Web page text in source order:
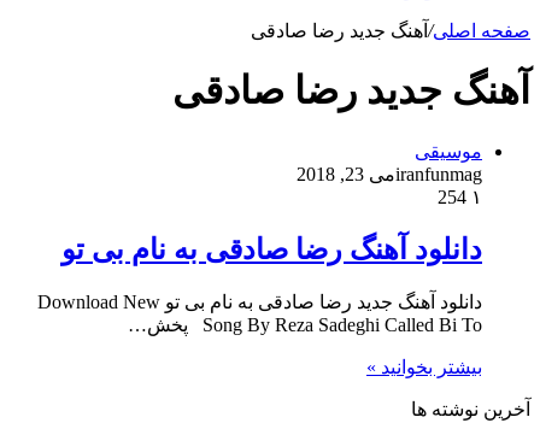
صفحه اصلی/ آهنگ جدید رضا صادقی
آهنگ جدید رضا صادقی
موسیقی
iranfunmagمی 23, 2018
۱
دانلود آهنگ رضا صادقی به نام بی تو
دانلود آهنگ جدید رضا صادقی به نام بی تو Download New
Song By Reza Sadeghi Called Bi To پخش…
بیشتر بخوانید »
آخرین نوشته ها